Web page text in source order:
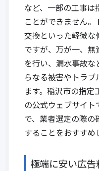
など、一部の工事は
ことができません
交換といった軽微な
ですが、万が一、
を行い、漏水事故
らなる被害やトラ
ます。稲沢市の指
の公式ウェブサイ
で、業者選定の際
することをおすすめ
極端に安い広